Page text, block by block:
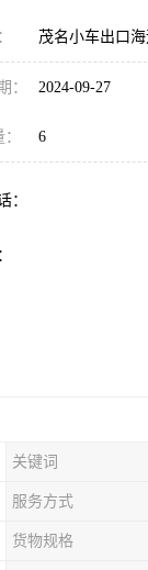
茂名小车出口
： 2024-09-27
6
：
关键词
服务方式
货物规格